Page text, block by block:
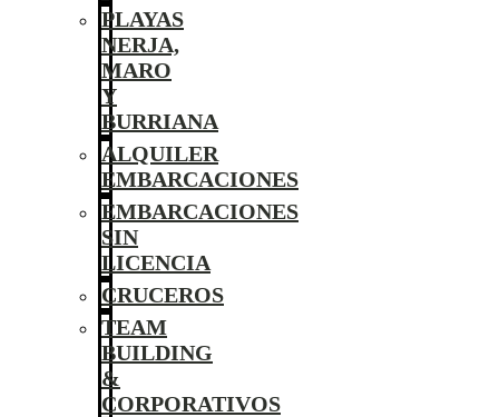
PLAYAS
NERJA,
MARO
Y
BURRIANA
ALQUILER
EMBARCACIONES
EMBARCACIONES
SIN
LICENCIA
CRUCEROS
TEAM
BUILDING
&
CORPORATIVOS